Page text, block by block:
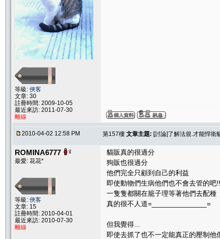
等級: 俠客
文章: 30
註冊時間: 2009-10-05
最近來訪: 2011-07-30
離線
2010-04-02 12:58 PM 第157樓 文章主題: [討論]了解法規.才能悍衛
ROMINA6777
最愛: 花花*
等級: 俠客
文章: 15
註冊時間: 2010-04-01
最近來訪: 2010-07-30
離線
貓販真的很過分
狗販也很過分
他們完全只顧到自己的利益
即使動物們生病他們也不會去管的吧
一隻隻都關在籠子理等著他們去配種
真的很不人道=______________=
但我覺得...
即使去抓了也不一定能真正的壓制他